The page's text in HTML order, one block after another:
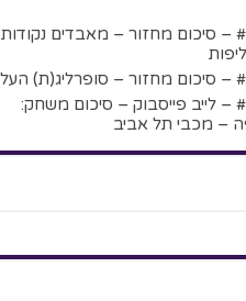
פרק #194 – סיכום מחזור – מאבדים נקודות
פרק #192 – לייב פייסבוק – סיכום משחק:
– מכבי תל אביב